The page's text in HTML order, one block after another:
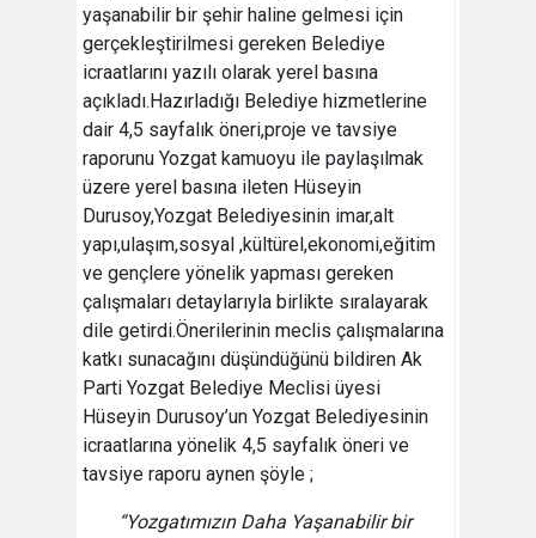
yaşanabilir bir şehir haline gelmesi için
gerçekleştirilmesi gereken Belediye
icraatlarını yazılı olarak yerel basına
açıkladı.Hazırladığı Belediye hizmetlerine
dair 4,5 sayfalık öneri,proje ve tavsiye
raporunu Yozgat kamuoyu ile paylaşılmak
üzere yerel basına ileten Hüseyin
Durusoy,Yozgat Belediyesinin imar,alt
yapı,ulaşım,sosyal ,kültürel,ekonomi,eğitim
ve gençlere yönelik yapması gereken
çalışmaları detaylarıyla birlikte sıralayarak
dile getirdi.Önerilerinin meclis çalışmalarına
katkı sunacağını düşündüğünü bildiren Ak
Parti Yozgat Belediye Meclisi üyesi
Hüseyin Durusoy’un Yozgat Belediyesinin
icraatlarına yönelik 4,5 sayfalık öneri ve
tavsiye raporu aynen şöyle ;
“Yozgatımızın Daha Yaşanabilir bir